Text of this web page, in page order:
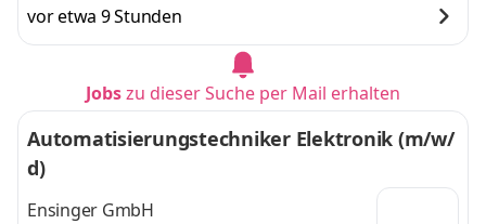
vor etwa 9 Stunden
Jobszu dieser Suche per Mail erhalten
Automatisierungstechniker Elektronik (m/w/
d)
Ensinger GmbH